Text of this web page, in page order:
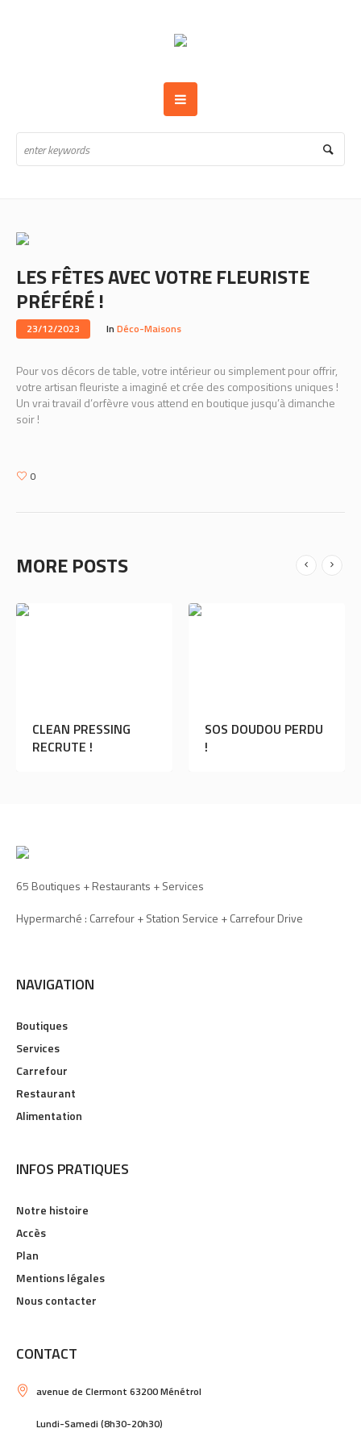
LES FÊTES AVEC VOTRE FLEURISTE
PRÉFÉRÉ !
23/12/2023 In Déco-Maisons
Pour vos décors de table, votre intérieur ou simplement pour offrir,
votre artisan fleuriste a imaginé et crée des compositions uniques !
Un vrai travail d’orfèvre vous attend en boutique jusqu’à dimanche
soir !
0
MORE POSTS
PRESSING
!
SOS DOUDOU PERDU
65 Boutiques + Restaurants + Services
Hypermarché : Carrefour + Station Service + Carrefour Drive
NAVIGATION
Boutiques
Services
Carrefour
Restaurant
Alimentation
INFOS PRATIQUES
Notre histoire
Accès
Plan
Mentions légales
Nous contacter
CONTACT
avenue de Clermont 63200 Ménétrol
Lundi-Samedi (8h30-20h30)